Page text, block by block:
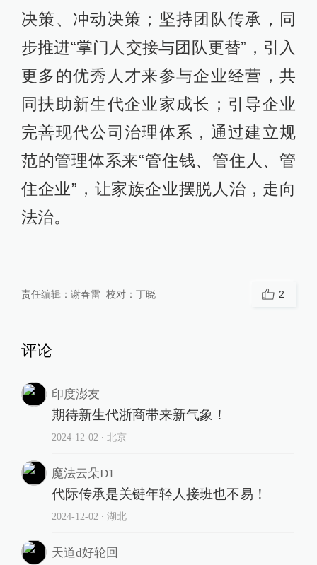
决策、冲动决策；坚持团队传承，同
步推进“掌门人交接与团队更替”，引入
更多的优秀人才来参与企业经营，共
同扶助新生代企业家成长；引导企业
完善现代公司治理体系，通过建立规
范的管理体系来“管住钱、管住人、管
住企业”，让家族企业摆脱人治，走向
法治。
责任编辑： 谢春雷 校对： 丁晓 2
评论
印度澎友
期待新生代浙商带来新气象！
2024-12-02 ∙ 北京
魔法云朵D1
代际传承是关键年轻人接班也不易！
2024-12-02 ∙ 湖北
天道d好轮回